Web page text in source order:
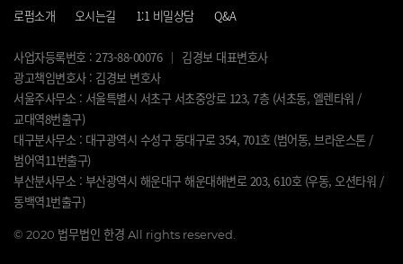
로펌소개 오시는길 1:1 비밀상담 Q&A
사업자등록번호 : 273-88-00076
김경보 대표변호사
광고책임변호사 : 김경보 변호사
서울주사무소 : 서울특별시 서초구 서초중앙로 123, 7층 (서초동, 엘렌타워 /
교대역8번출구)
대구분사무소 : 대구광역시 수성구 동대구로 354, 701호 (범어동, 브라운스톤 /
범어역11번출구)
부산분사무소 : 부산광역시 해운대구 해운대해변로 203, 610호 (우동, 오션타워 /
동백역1번출구)
© 2020 법무법인 한경 All rights reserved.